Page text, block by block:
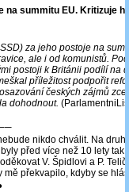
na summitu EU. Kritizuje
za jeho postoje na
ale i od komunistů.
postoji k Británii podílí na
příležitost podpořit
českých zájmů
dohodnout.
nikdo chválit. Na
před více než 10 lety tak
V. Špidlovi a P.
mě překvapilo, kdyby se